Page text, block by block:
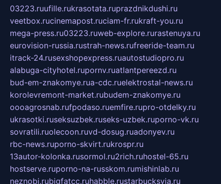
03223.ruufille.rukrasotata.ruprazdnikdushi.ru
veetbox.rucinemapost.ruciam-fr.rukraft-you.ru
mega-press.ru03223.ruweb-explore.rurastenuya.ru
eurovision-russia.rustrah-news.rufreeride-team.ru
itrack-24.rusexshopexpress.ruautostudiopro.ru
alabuga-cityhotel.rupornv.ruatlantpereezd.ru
bud-em-znakomye.rua-cdc.ruelektrostal-news.ru
korolevremont-market.rubudem-znakomye.ru
oooagrosnab.rufpodaso.ruemfire.rupro-otdelky.ru
ukrasotki.ruseksuzbek.ruseks-uzbek.ruporno-vk.ru
sovratili.ruolecoon.ruvd-dosug.ruadonyev.ru
rbc-news.ruporno-skvirt.rukrospr.ru
13autor-kolonka.rusormol.ru2rich.ruhostel-65.ru
hostserve.ruporno-na-russkom.rumishinlab.ru
neznobi.rubigfatcc.ruhabble.rustarbucksvia.ru